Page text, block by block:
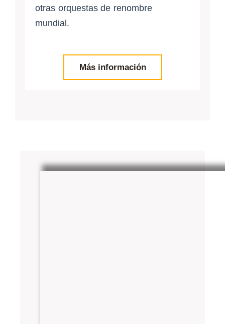
otras orquestas de renombre
mundial.
Más información